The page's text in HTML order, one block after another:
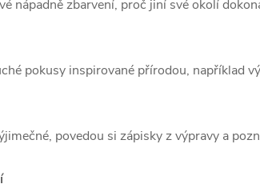
nápadně zbarvení, proč jiní své okolí
pokusy inspirované přírodou, například
povedou si zápisky z výpravy a